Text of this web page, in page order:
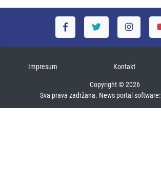
Impresum Kontakt
Copyright © 2026
Sva prava zadržana. News portal software: